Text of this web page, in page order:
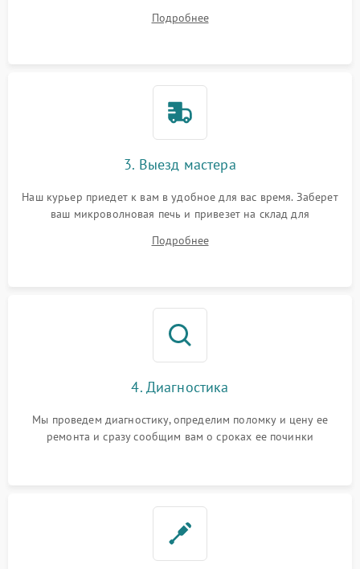
Подробнее
3. Выезд мастера
Наш курьер приедет к вам в удобное для вас время. Заберет
ваш микроволновая печь и привезет на склад для
Подробнее
4. Диагностика
Мы проведем диагностику, определим поломку и цену ее
ремонта и сразу сообщим вам о сроках ее починки